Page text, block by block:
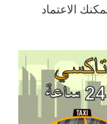
الاعتماد